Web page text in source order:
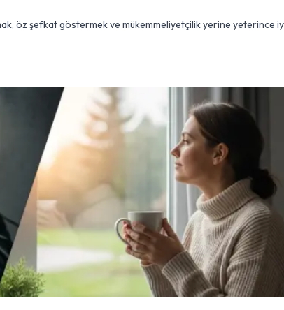
öz şefkat göstermek ve mükemmeliyetçilik yerine yeterince